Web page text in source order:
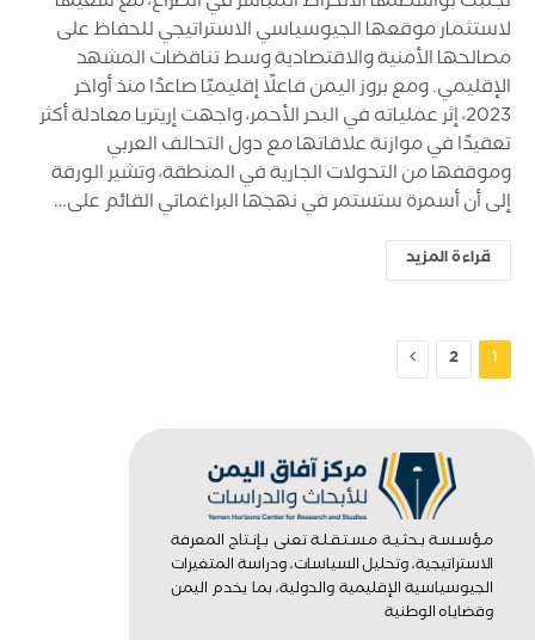
لاستثمار موقعها الجيوسياسي الاستراتيجي للحفاظ على
مصالحها الأمنية والاقتصادية وسط تناقضات المشهد
الإقليمي. ومع بروز اليمن فاعلًا إقليميًا صاعدًا منذ أواخر
2023، إثر عملياته في البحر الأحمر، واجهت إريتريا معادلة أكثر
تعقيدًا في موازنة علاقاتها مع دول التحالف العربي
وموقفها من التحولات الجارية في المنطقة، وتشير الورقة
إلى أن أسمرة ستستمر في نهجها البراغماتي القائم على…
قراءة المزيد
1
2 التالي
مـؤسـسـة بـحثـيـة مـسـتـقـلـة تعنى بـإنـتاج المعرفة
الاستراتيجية، وتحليل السياسات، ودراسة المتغيرات
الجيوسياسية الإقليمية والدولية، بما يخدم اليمن
وقضاياه الوطنية